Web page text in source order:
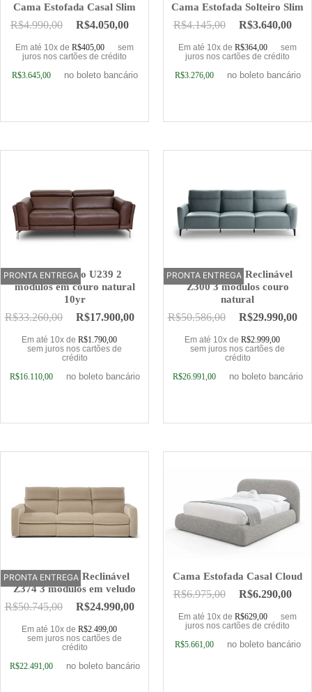
Cama Estofada Casal Slim
R$4.990,00 R$4.050,00
Em até 10x de R$405,00
sem
juros nos cartões de crédito
R$3.645,00 no boleto bancário
Cama Estofada Solteiro Slim
R$4.145,00 R$3.640,00
Em até 10x de R$364,00
sem
juros nos cartões de crédito
R$3.276,00 no boleto bancário
OFERTA
PRONTA ENTREGA
Sofá Elétrico U239 2
módulos em couro natural
10yr
R$33.260,00 R$17.900,00
Em até 10x de R$1.790,00
sem juros nos cartões de
crédito
R$16.110,00 no boleto bancário
OFERTA
PRONTA ENTREGA
Sofá Elétrico Reclinável
Z300 3 módulos couro
natural
R$50.586,00 R$29.990,00
Em até 10x de R$2.999,00
sem juros nos cartões de
crédito
R$26.991,00 no boleto bancário
OFERTA
PRONTA ENTREGA
Sofá Elétrico Reclinável
Z374 3 módulos em veludo
R$50.745,00 R$24.990,00
Em até 10x de R$2.499,00
sem juros nos cartões de
crédito
R$22.491,00 no boleto bancário
Cama Estofada Casal Cloud
R$6.975,00 R$6.290,00
Em até 10x de R$629,00
sem
juros nos cartões de crédito
R$5.661,00 no boleto bancário